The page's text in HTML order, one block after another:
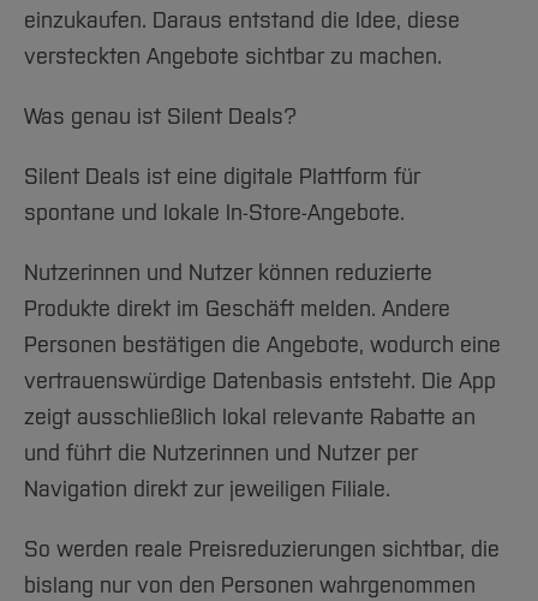
einzukaufen. Daraus entstand die Idee, diese
versteckten Angebote sichtbar zu machen.
Was genau ist Silent Deals?
Silent Deals ist eine digitale Plattform für
spontane und lokale In-Store-Angebote.
Nutzerinnen und Nutzer können reduzierte
Produkte direkt im Geschäft melden. Andere
Personen bestätigen die Angebote, wodurch eine
vertrauenswürdige Datenbasis entsteht. Die App
zeigt ausschließlich lokal relevante Rabatte an
und führt die Nutzerinnen und Nutzer per
Navigation direkt zur jeweiligen Filiale.
So werden reale Preisreduzierungen sichtbar, die
bislang nur von den Personen wahrgenommen